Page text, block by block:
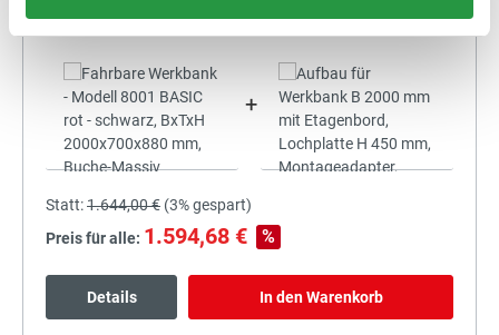
+
Statt:1.644,00 € (3%gespart)
Preis für alle: 1.594,68 € %
Details In den Warenkorb